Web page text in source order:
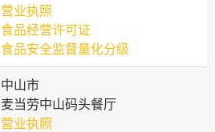
营业执照
食品经营许可证
食品安全监督量化分级
中山市
麦当劳中山码头餐厅
营业执照